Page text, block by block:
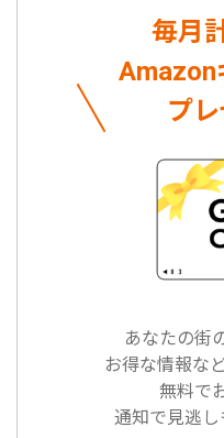
毎月
Amazon
プレ
あなたの街
お得な情報な
無料で
通知で見逃し